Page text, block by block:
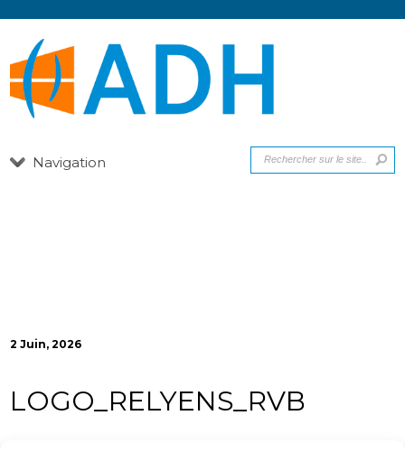
Navigation
2 Juin, 2026
LOGO_RELYENS_RVB